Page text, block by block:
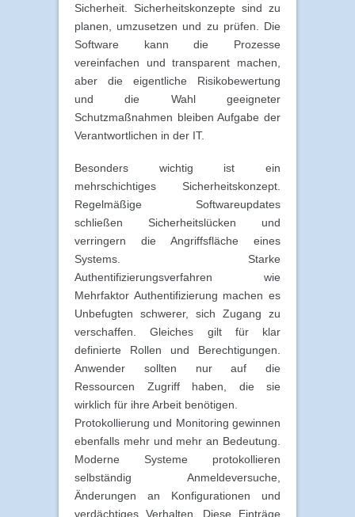
Sicherheit. Sicherheitskonzepte sind zu
planen, umzusetzen und zu prüfen. Die
Software kann die Prozesse
vereinfachen und transparent machen,
aber die eigentliche Risikobewertung
und die Wahl geeigneter
Schutzmaßnahmen bleiben Aufgabe der
Verantwortlichen in der IT.
Besonders wichtig ist ein
mehrschichtiges Sicherheitskonzept.
Regelmäßige Softwareupdates
schließen Sicherheitslücken und
verringern die Angriffsfläche eines
Systems. Starke
Authentifizierungsverfahren wie
Mehrfaktor Authentifizierung machen es
Unbefugten schwerer, sich Zugang zu
verschaffen. Gleiches gilt für klar
definierte Rollen und Berechtigungen.
Anwender sollten nur auf die
Ressourcen Zugriff haben, die sie
wirklich für ihre Arbeit benötigen.
Protokollierung und Monitoring gewinnen
ebenfalls mehr und mehr an Bedeutung.
Moderne Systeme protokollieren
selbständig Anmeldeversuche,
Änderungen an Konfigurationen und
verdächtiges Verhalten. Diese Einträge